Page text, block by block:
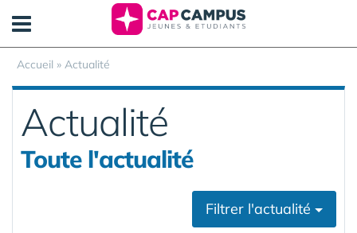
Accueil » Actualité
Actualité
Toute l'actualité
Filtrer l'actualité
Panneau de gestion des cookies